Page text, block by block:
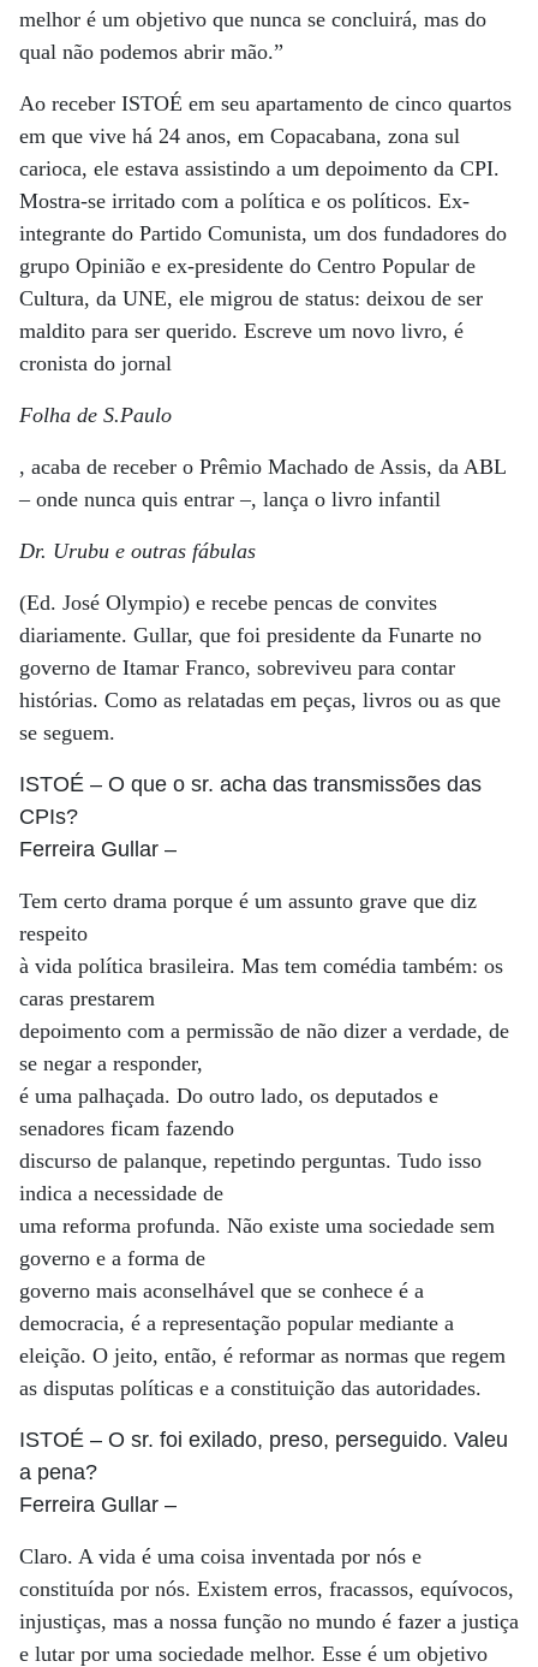
melhor é um objetivo que nunca se concluirá, mas do
qual não podemos abrir mão.”
Ao receber ISTOÉ em seu apartamento de cinco quartos
em que vive há 24 anos, em Copacabana, zona sul
carioca, ele estava assistindo a um depoimento da CPI.
Mostra-se irritado com a política e os políticos. Ex-
integrante do Partido Comunista, um dos fundadores do
grupo Opinião e ex-presidente do Centro Popular de
Cultura, da UNE, ele migrou de status: deixou de ser
maldito para ser querido. Escreve um novo livro, é
cronista do jornal
Folha de S.Paulo
, acaba de receber o Prêmio Machado de Assis, da ABL
– onde nunca quis entrar –, lança o livro infantil
Dr. Urubu e outras fábulas
(Ed. José Olympio) e recebe pencas de convites
diariamente. Gullar, que foi presidente da Funarte no
governo de Itamar Franco, sobreviveu para contar
histórias. Como as relatadas em peças, livros ou as que
se seguem.
ISTOÉ – O que o sr. acha das transmissões das
CPIs?
Ferreira Gullar –
Tem certo drama porque é um assunto grave que diz
respeito
à vida política brasileira. Mas tem comédia também: os
caras prestarem
depoimento com a permissão de não dizer a verdade, de
se negar a responder,
é uma palhaçada. Do outro lado, os deputados e
senadores ficam fazendo
discurso de palanque, repetindo perguntas. Tudo isso
indica a necessidade de
uma reforma profunda. Não existe uma sociedade sem
governo e a forma de
governo mais aconselhável que se conhece é a
democracia, é a representação popular mediante a
eleição. O jeito, então, é reformar as normas que regem
as disputas políticas e a constituição das autoridades.
ISTOÉ – O sr. foi exilado, preso, perseguido. Valeu
a pena?
Ferreira Gullar –
Claro. A vida é uma coisa inventada por nós e
constituída por nós. Existem erros, fracassos, equívocos,
injustiças, mas a nossa função no mundo é fazer a justiça
e lutar por uma sociedade melhor. Esse é um objetivo